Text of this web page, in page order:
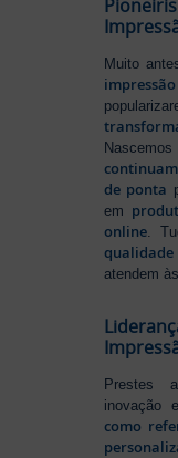
Muito
de ponta
em
online .
atendem
Prestes
inovação
como